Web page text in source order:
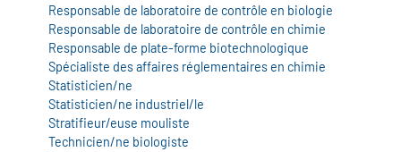
Responsable de laboratoire de contrôle en biologie
Responsable de laboratoire de contrôle en chimie
Responsable de plate-forme biotechnologique
Spécialiste des affaires réglementaires en chimie
Statisticien/ne
Statisticien/ne industriel/le
Stratifieur/euse mouliste
Technicien/ne biologiste